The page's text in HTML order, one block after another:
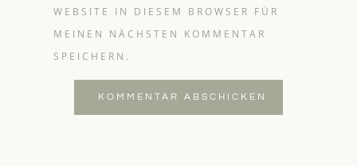
WEBSITE IN DIESEM BROWSER FÜR
MEINEN NÄCHSTEN KOMMENTAR
SPEICHERN.
KOMMENTAR ABSCHICKEN